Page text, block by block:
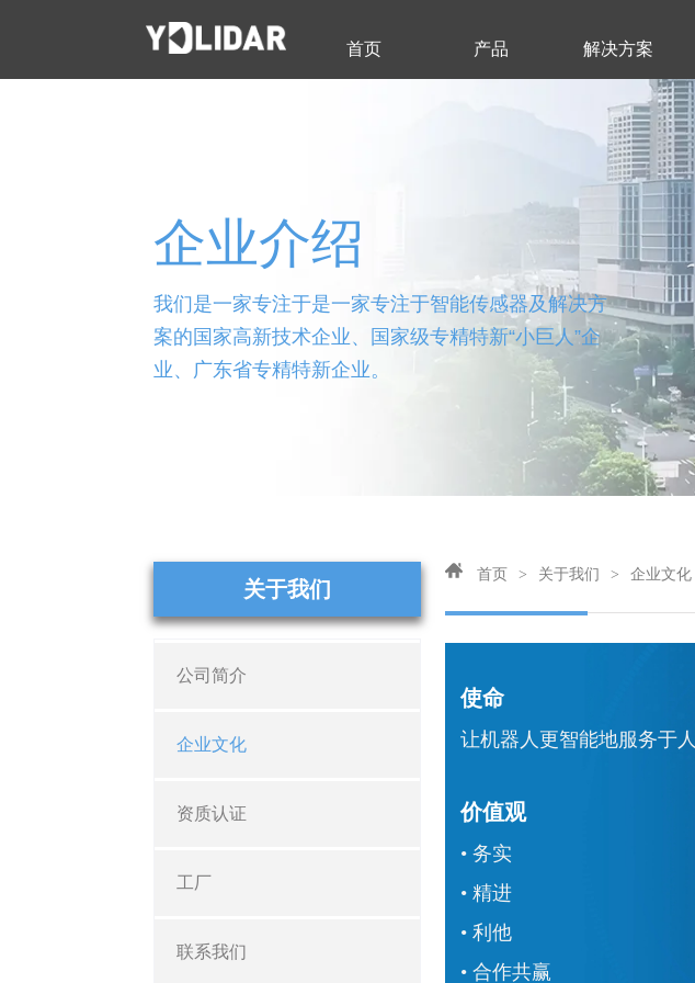
首页 产品 解决方案
企业介绍
我们是一家专注于是一家专注于智能传感器及解决方
案的国家高新技术企业、国家级专精特新“小巨人”企
业、广东省专精特新企业。
关于我们
公司简介
企业文化
资质认证
工厂
联系我们
首页 > 关于我们 > 企业文化
使命
让机器人更智能地服务于人
价值观
• 务实
• 精进
• 利他
• 合作共赢